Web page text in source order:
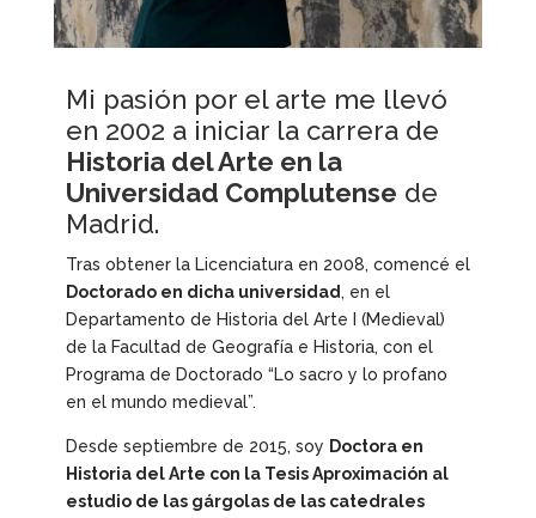
Mi pasión por el arte me llevó
en 2002 a iniciar la carrera de
Historia del Arte en la
Universidad Complutense de
Madrid.
Tras obtener la Licenciatura en 2008, comencé el
Doctorado en dicha universidad, en el
Departamento de Historia del Arte I (Medieval)
de la Facultad de Geografía e Historia, con el
Programa de Doctorado “Lo sacro y lo profano
en el mundo medieval”.
Desde septiembre de 2015, soy Doctora en
Historia del Arte con la TesisAproximación al
estudio de las gárgolas de las catedrales